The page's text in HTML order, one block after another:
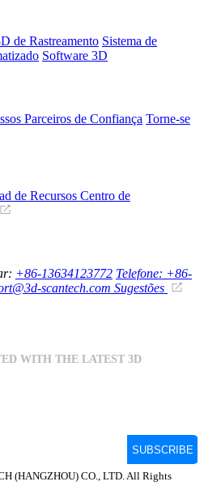
de Rastreamento Sistema de
Software 3D
Parceiros de Confiança Torne-se
de Recursos Centro de
+86-13634123772 Telefone: +86-
scantech.com Sugestões
(HANGZHOU) CO., LTD. All Rights